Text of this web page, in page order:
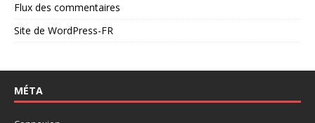
Flux des commentaires
Site de WordPress-FR
MÉTA